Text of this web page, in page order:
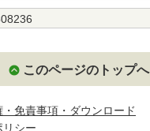
このページのトップへ
・免責事項・ダウンロード
リシー